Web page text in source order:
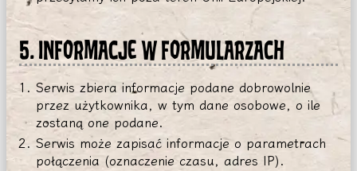
5. INFORMACJE W FORMULARZACH
Serwis zbiera informacje podane dobrowolnie
przez użytkownika, w tym dane osobowe, o ile
zostaną one podane.
Serwis może zapisać informacje o parametrach
połączenia (oznaczenie czasu, adres IP).